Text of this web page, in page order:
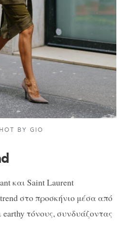
BY GIO
και Saint Laurent
στο προσκήνιο μέσα από
earthy τόνους, συνδυάζοντας